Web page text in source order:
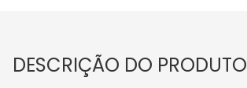
DESCRIÇÃO DO PRODUTO